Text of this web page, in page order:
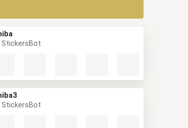
StickersBot
StickersBot